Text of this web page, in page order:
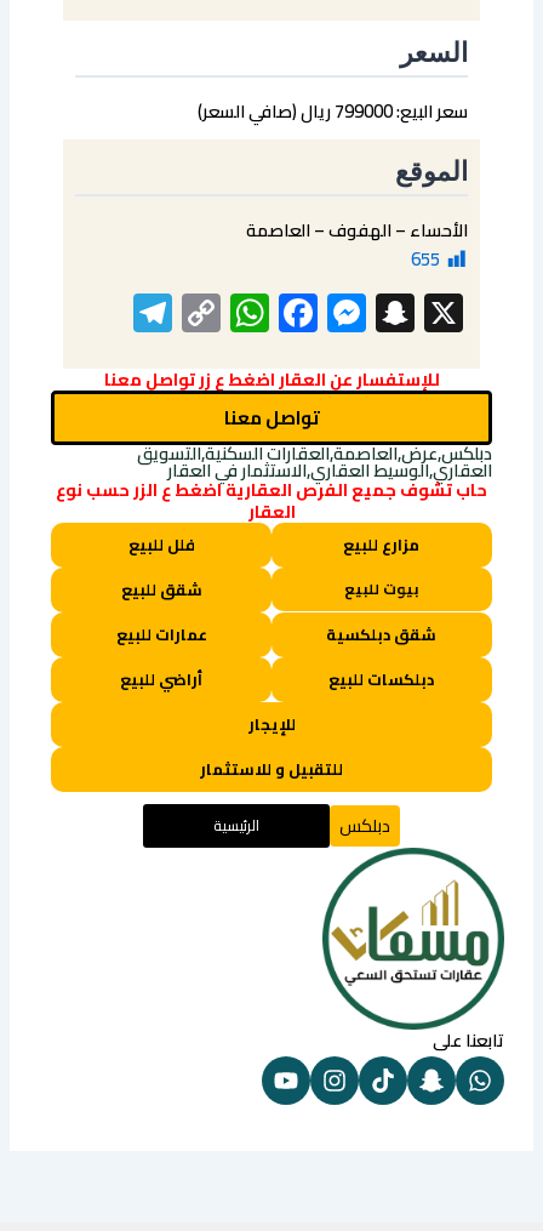
السعر
سعر البيع: 799000 ريال (صافي السعر)
الموقع
الأحساء – الهفوف – العاصمة
655
X
Snapchat
Messenger
Facebook
WhatsApp
Copy
Link
للإستفسار عن العقار اضغط ع زر تواصل معنا
تواصل معنا
دبلكس,عرض,العاصمة,العقارات السكنية,التسويق
العقاري,الوسيط العقاري,الاستثمار في العقار
حاب تشوف جميع الفرص العقارية اضغط ع الزر حسب نوع
العقار
مزارع للبيع فلل للبيع
بيوت للبيع
شقق للبيع
شقق دبلكسية
عمارات للبيع
دبلكسات للبيع
أراضي للبيع
للإيجار
للتقبيل و للاستثمار
دبلكس الرئيسية
تابعنا على